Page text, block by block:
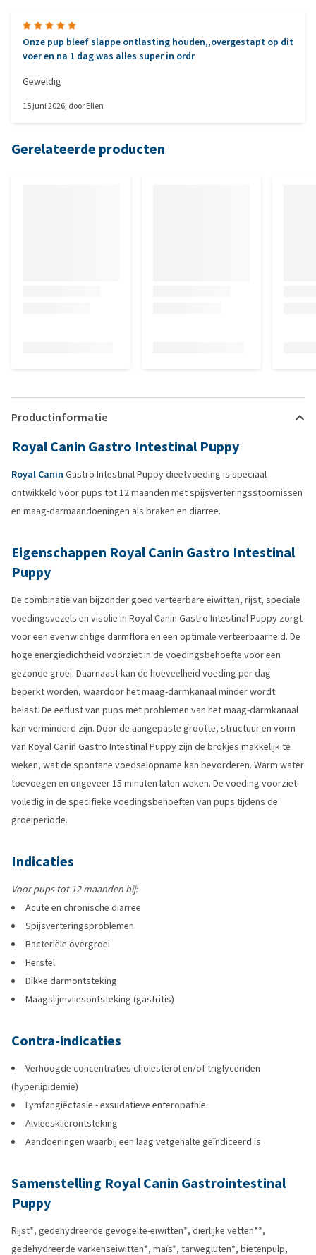
Onze pup bleef slappe ontlasting houden,,overgestapt op dit
voer en na 1 dag was alles super in ordr
Geweldig
15 juni 2026, doorEllen
Gerelateerde producten
Productinformatie
Royal Canin Gastro Intestinal Puppy
Royal Canin Gastro Intestinal Puppy dieetvoeding is speciaal
ontwikkeld voor pups tot 12 maanden met spijsverteringsstoornissen
en maag-darmaandoeningen als braken en diarree.
Eigenschappen Royal Canin Gastro Intestinal
Puppy
De combinatie van bijzonder goed verteerbare eiwitten, rijst, speciale
voedingsvezels en visolie in Royal Canin Gastro Intestinal Puppy zorgt
voor een evenwichtige darmflora en een optimale verteerbaarheid. De
hoge energiedichtheid voorziet in de voedingsbehoefte voor een
gezonde groei. Daarnaast kan de hoeveelheid voeding per dag
beperkt worden, waardoor het maag-darmkanaal minder wordt
belast. De eetlust van pups met problemen van het maag-darmkanaal
kan verminderd zijn. Door de aangepaste grootte, structuur en vorm
van Royal Canin Gastro Intestinal Puppy zijn de brokjes makkelijk te
weken, wat de spontane voedselopname kan bevorderen. Warm water
toevoegen en ongeveer 15 minuten laten weken. De voeding voorziet
volledig in de specifieke voedingsbehoeften van pups tijdens de
groeiperiode.
Indicaties
Voor pups tot 12 maanden bij:
Acute en chronische diarree
Spijsverteringsproblemen
Bacteriële overgroei
Herstel
Dikke darmontsteking
Maagslijmvliesontsteking (gastritis)
Contra-indicaties
Verhoogde concentraties cholesterol en/of triglyceriden
(hyperlipidemie)
Lymfangiëctasie - exsudatieve enteropathie
Alvleesklierontsteking
Aandoeningen waarbij een laag vetgehalte geïndiceerd is
Samenstelling Royal Canin Gastrointestinal
Puppy
Rijst*, gedehydreerde gevogelte-eiwitten*, dierlijke vetten**,
gedehydreerde varkenseiwitten*, maïs*, tarwegluten*, bietenpulp,